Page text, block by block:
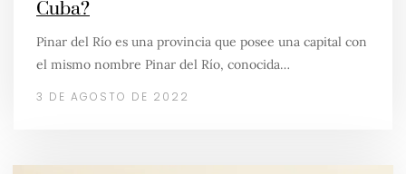
Cuba?
Pinar del Río es una provincia que posee una capital con
el mismo nombre Pinar del Río, conocida…
3 DE AGOSTO DE 2022